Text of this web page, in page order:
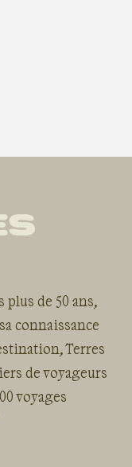
plus de 50 ans,
connaissance
Terres
de voyageurs
voyages